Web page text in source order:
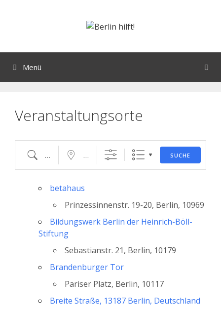
Menü
Veranstaltungsorte
SUCHE
mit vielen Veranstaltungen?
betahaus
Prinzessinnenstr. 19-20, Berlin, 10969
Bildungswerk Berlin der Heinrich-Böll-
Stiftung
Sebastianstr. 21, Berlin, 10179
Brandenburger Tor
Pariser Platz, Berlin, 10117
Breite Straße, 13187 Berlin, Deutschland